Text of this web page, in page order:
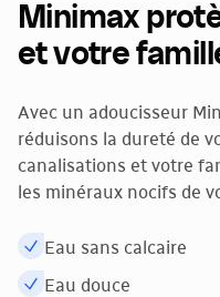
Minimax
et votre
Avec un adoucisseur
réduisons la dureté de
canalisations et votre
les minéraux nocifs de
Eau sans calcaire
Eau douce